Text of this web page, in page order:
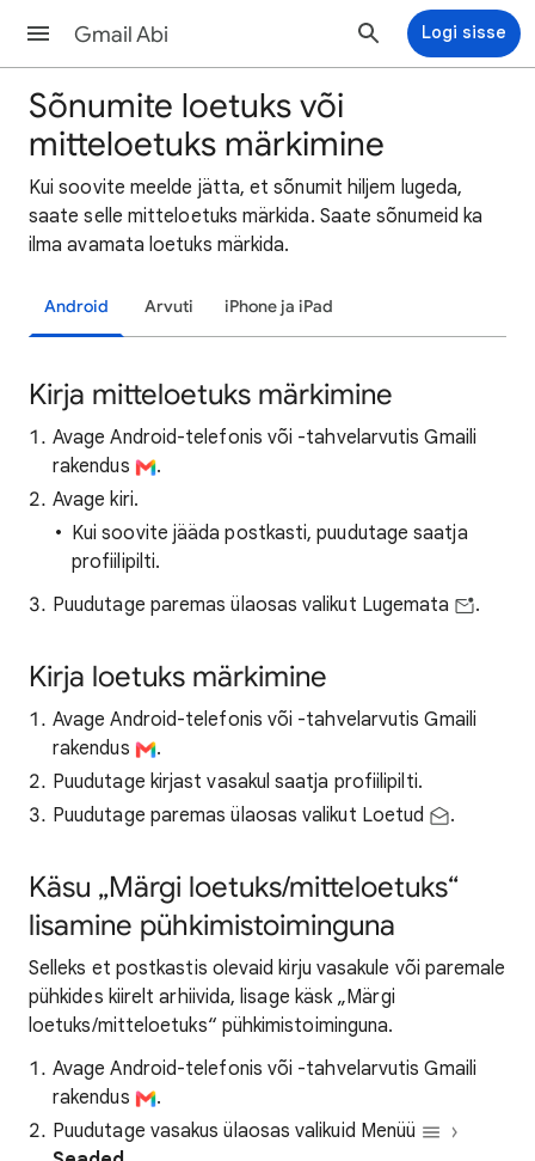
Gmail Abi Logi sisse
Sõnumite loetuks või
mitteloetuks märkimine
Kui soovite meelde jätta, et sõnumit hiljem lugeda,
saate selle mitteloetuks märkida. Saate sõnumeid ka
ilma avamata loetuks märkida.
Android Arvuti iPhone ja iPad
Kirja mitteloetuks märkimine
Avage Android-telefonis või -tahvelarvutis Gmaili
rakendus
.
Avage kiri.
Kui soovite jääda postkasti, puudutage saatja
profiilipilti.
Puudutage paremas ülaosas valikut Lugemata
.
Kirja loetuks märkimine
Avage Android-telefonis või -tahvelarvutis Gmaili
rakendus
.
Puudutage kirjast vasakul saatja profiilipilti.
Puudutage paremas ülaosas valikut Loetud
.
Käsu „Märgi loetuks/mitteloetuks“
lisamine pühkimistoiminguna
Selleks et postkastis olevaid kirju vasakule või paremale
pühkides kiirelt arhiivida, lisage käsk „Märgi
loetuks/mitteloetuks“ pühkimistoiminguna.
Avage Android-telefonis või -tahvelarvutis Gmaili
rakendus
.
Puudutage vasakus ülaosas valikuid Menüü